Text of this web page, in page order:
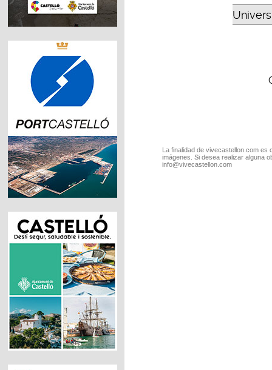
La finalidad de vivecastellon.com
imágenes. Si desea realizar alguna
info@vivecastellon.com